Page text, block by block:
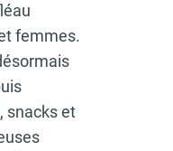
femmes.
, snackset